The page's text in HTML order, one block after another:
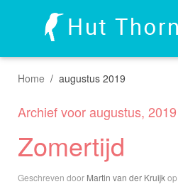
Home augustus 2019
Archief voor augustus, 2019
Zomertijd
Geschreven door Martin van der Kruijkop